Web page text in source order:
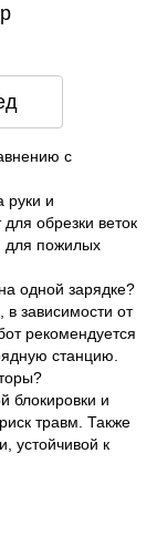
с
руки и
обрезки веток
для пожилых
одной зарядке?
зависимости от
рекомендуется
станцию.
блокировки и
травм. Также
устойчивой к